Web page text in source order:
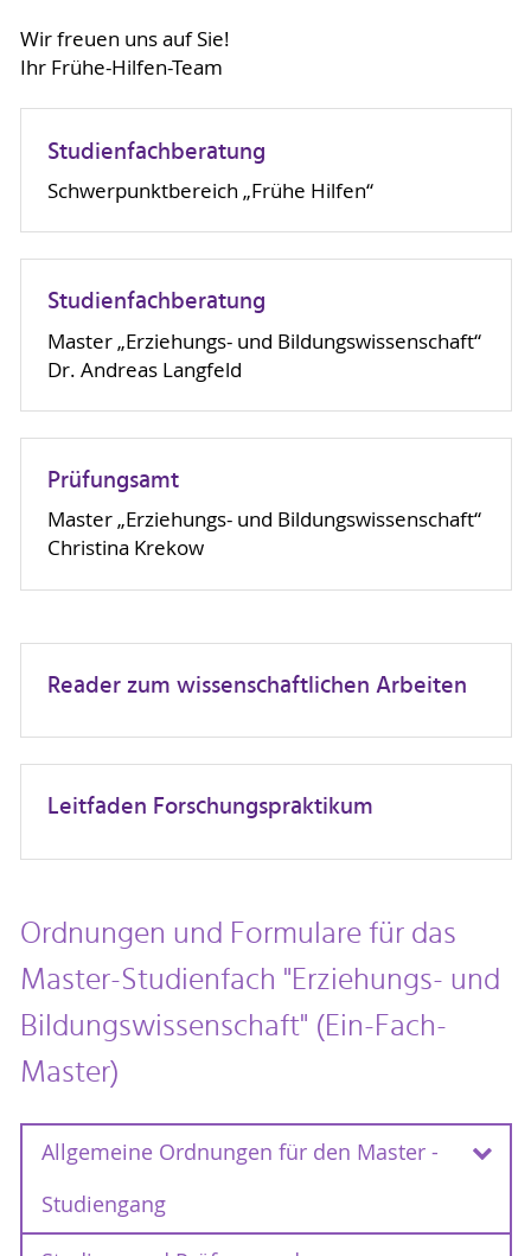
Wir freuen uns auf Sie!
Ihr Frühe-Hilfen-Team
Studienfachberatung
Schwerpunktbereich „Frühe Hilfen“
Studienfachberatung
Master „Erziehungs- und Bildungswissenschaft“
Dr. Andreas Langfeld
Prüfungsamt
Master „Erziehungs- und Bildungswissenschaft“
Christina Krekow
Reader zum wissenschaftlichen Arbeiten
Leitfaden Forschungspraktikum
Ordnungen und Formulare für das
Master-Studienfach "Erziehungs- und
Bildungswissenschaft" (Ein-Fach-
Master)
Allgemeine Ordnungen für den Master -
Studiengang